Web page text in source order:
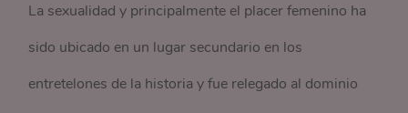
La sexualidad y principalmente el placer femenino ha
sido ubicado en un lugar secundario en los
entretelones de la historia y fue relegado al dominio